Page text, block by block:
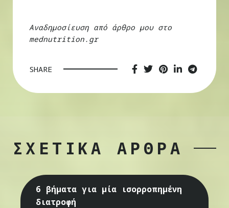
Αναδημοσίευση από άρθρο μου στο
mednutrition.gr
SHARE
ΣΧΕΤΙΚΑ ΑΡΘΡΑ
6 βήματα για μία ισορροπημένη
διατροφή